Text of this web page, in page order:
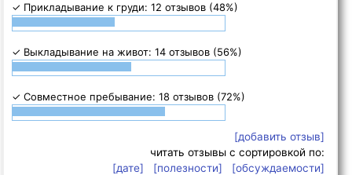
✓ Прикладывание к груди: 12 отзывов (48%)
✓ Выкладывание на живот: 14 отзывов (56%)
✓ Совместное пребывание: 18 отзывов (72%)
[добавить отзыв]
читать отзывы с сортировкой по:
[дате]
[полезности] [обсуждаемости]